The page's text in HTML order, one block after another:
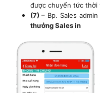
được chuyển tức thời
(7) – Bp. Sales
thưởng Sales in